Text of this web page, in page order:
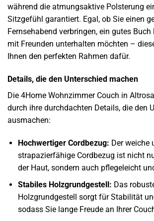
während die atmungsaktive Polsterung
Sitzgefühl garantiert. Egal, ob Sie einen
Fernsehabend verbringen, ein gutes Buch
mit Freunden unterhalten möchten –
Ihnen den perfekten Rahmen dafür.
Details, die den Unterschied machen
Die 4Home Wohnzimmer Couch in
durch ihre durchdachten Details, die den
ausmachen:
Hochwertiger Cordbezug: Der weiche
strapazierfähige Cordbezug ist nicht
der Haut, sondern auch pflegeleicht
Stabiles Holzgrundgestell: Das
Holzgrundgestell sorgt für Stabilität
sodass Sie lange Freude an Ihrer